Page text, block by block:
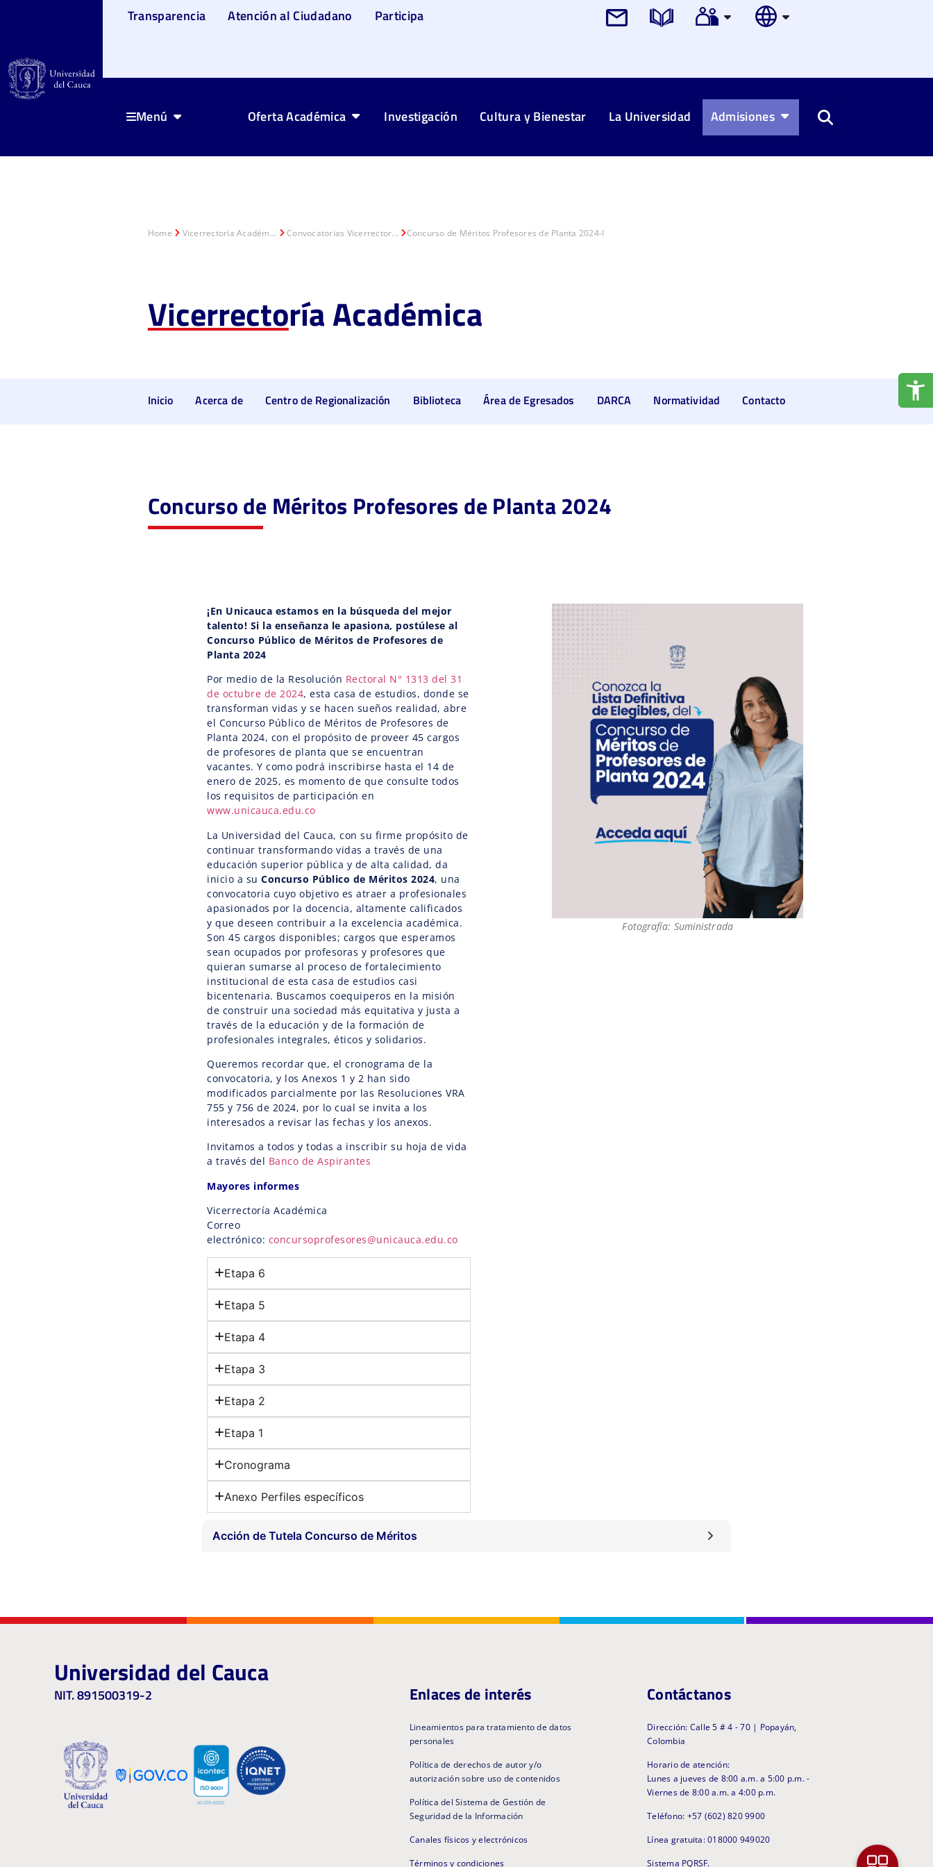
Transparencia Atención al Ciudadano Participa
Menú Oferta Académica Investigación Cultura y Bienestar La Universidad Admisiones Buscar
Home Vicerrectoría Académ... Convocatorias Vicerrector... Concurso de Méritos Profesores de Planta 2024-I
Vicerrectoría Académica
Inicio Acerca de Centro de Regionalización Biblioteca Área de Egresados DARCA Normatividad Contacto
Concurso de Méritos Profesores de Planta 2024
¡En Unicauca estamos en la búsqueda del mejor
talento! Si la enseñanza le apasiona, postúlese al
Concurso Público de Méritos de Profesores de
Planta 2024
Por medio de la Resolución Rectoral N° 1313 del 31
de octubre de 2024, esta casa de estudios, donde se
transforman vidas y se hacen sueños realidad, abre
el Concurso Público de Méritos de Profesores de
Planta 2024, con el propósito de proveer 45 cargos
de profesores de planta que se encuentran
vacantes. Y como podrá inscribirse hasta el 14 de
enero de 2025, es momento de que consulte todos
los requisitos de participación en
www.unicauca.edu.co
La Universidad del Cauca, con su firme propósito de
continuar transformando vidas a través de una
educación superior pública y de alta calidad, da
inicio a su Concurso Público de Méritos 2024, una
convocatoria cuyo objetivo es atraer a profesionales
apasionados por la docencia, altamente calificados
y que deseen contribuir a la excelencia académica.
Son 45 cargos disponibles; cargos que esperamos
sean ocupados por profesoras y profesores que
quieran sumarse al proceso de fortalecimiento
institucional de esta casa de estudios casi
bicentenaria. Buscamos coequiperos en la misión
de construir una sociedad más equitativa y justa a
través de la educación y de la formación de
profesionales integrales, éticos y solidarios.
Queremos recordar que, el cronograma de la
convocatoria, y los Anexos 1 y 2 han sido
modificados parcialmente por las Resoluciones VRA
755 y 756 de 2024, por lo cual se invita a los
interesados a revisar las fechas y los anexos.
Invitamos a todos y todas a inscribir su hoja de vida
a través del Banco de Aspirantes
Mayores informes
Vicerrectoría Académica
Correo
electrónico: concursoprofesores@unicauca.edu.co
Etapa 6
Etapa 5
Etapa 4
Etapa 3
Etapa 2
Etapa 1
Cronograma
Anexo Perfiles específicos
Fotografía: Suministrada
Acción de Tutela Concurso de Méritos
Universidad del Cauca
NIT. 891500319-2 Enlaces de interés
Lineamientos para tratamiento de datos
personales
Política de derechos de autor y/o
autorización sobre uso de contenidos
Política del Sistema de Gestión de
Seguridad de la Información
Canales físicos y electrónicos
Términos y condiciones
Contáctanos
Dirección: Calle 5 # 4 - 70 | Popayán,
Colombia
Horario de atención:
Lunes a jueves de 8:00 a.m. a 5:00 p.m. -
Viernes de 8:00 a.m. a 4:00 p.m.
Teléfono: +57 (602) 820 9900
Línea gratuita: 018000 949020
Sistema PQRSF.